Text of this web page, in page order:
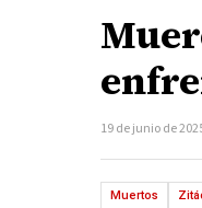
19 de junio de
Muertos